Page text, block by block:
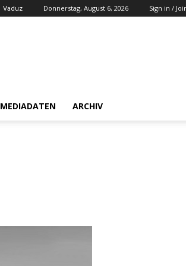
Vaduz Donnerstag, August 6, 2026 Sign in /
MEDIADATEN ARCHIV